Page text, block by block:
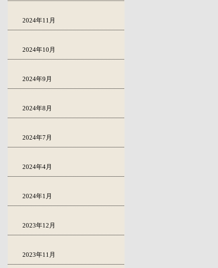
2024年11月
2024年10月
2024年9月
2024年8月
2024年7月
2024年4月
2024年1月
2023年12月
2023年11月